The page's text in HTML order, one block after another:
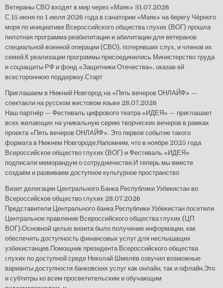
Ветераны СВО входят в мир через «Маяк» 31.07.2026
С 15 июня по 1 июля 2026 года в санатории «Маяк» на берегу Чёрного
моря по инициативе Всероссийского общества глухих (ВОГ) прошла
пилотная программа реабилитации и абилитации для ветеранов
специальной военной операции (СВО), потерявших слух, и членов их
семей.К реализации программы присоединились Министерство труда
и соцзащиты РФ и фонд «Защитники Отечества», оказав ей
всестороннюю поддержку.Старт
Приглашаем в Нижний Новгород на «Пять вечеров ОНЛАЙФ» —
спектакли на русском жестовом языке 28.07.2026
Наш партнёр — Фестиваль цифрового театра «ИДЕЯ» — приглашает
всех желающих на уникальную серию творческих вечеров в рамках
проекта «Пять вечеров ОНЛАЙФ». Это первое событие такого
формата в Нижнем Новгороде.Напомним, что в ноябре 2025 года
Всероссийское общество глухих (ВОГ) и Фестиваль «ИДЕЯ»
подписали меморандум о сотрудничестве.И теперь мы вместе
создаём и развиваем доступное культурное пространство
Визит делегации Центрального Банка Республики Узбекистан во
Всероссийское общество глухих 28.07.2026
Представители Центрального банка Республики Узбекистан посетили
Центральное правление Всероссийского общества глухих (ЦП
ВОГ).Основной целью визита было получение информации, как
обеспечить доступность финансовых услуг для неслышащих
узбекистанцев.Помощник президента Всероссийского общества
глухих по доступной среде Николай Шмелёв озвучил возможные
варианты доступности банковских услуг как онлайн, так и офлайн.Это
и субтитры ко всем просветительским и обучающим